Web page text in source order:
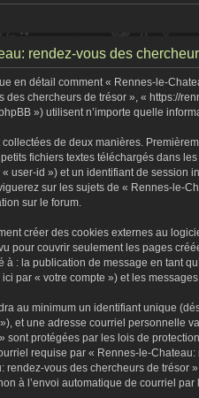
rendez-vous des
en détail comment « Rennes-le-
des chercheurs de trésor », « https://
») utilisent n’importe quelle
de deux manières.
fichiers textes téléchargés dans
user-id ») et un identifiant de session
sur les sujets de « Rennes-le-
sur le forum.
créer des cookies externes au
pour couvrir seulement les pages
à : la publication de message en tant
par « votre compte ») et les
au minimum un identifiant unique
et une adresse courriel personnelle
sont protégées par les lois de
requise par « Rennes-le-
rendez-vous des chercheurs de trésor
à l’envoi automatique de courriel